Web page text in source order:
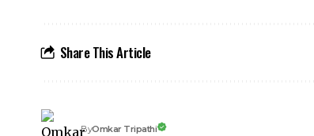
Share This Article
ByOmkar Tripathi